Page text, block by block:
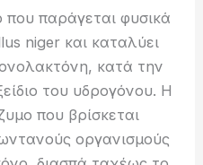
που παράγεται φυσικά
niger και καταλύει
κατά την
του υδρογόνου. Η
που βρίσκεται
οργανισμούς